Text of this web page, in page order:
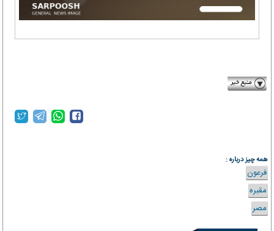
همه چیز درباره :
فرعون
مقبره
مصر